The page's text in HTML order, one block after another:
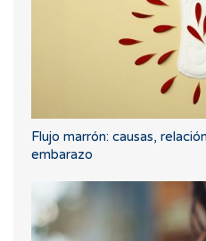
Flujo marrón: causas,
embarazo